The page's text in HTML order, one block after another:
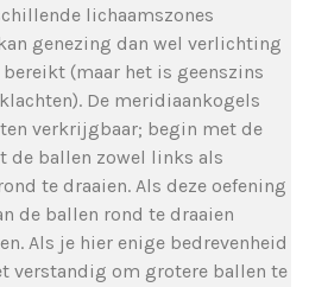
lichaamszones
genezing dan wel verlichting
(maar het is geenszins
De meridiaankogels
verkrijgbaar; begin met de
de ballen zowel links als
te draaien. Als deze oefening
de ballen rond te draaien
Als je hier enige bedrevenheid
verstandig om grotere ballen te